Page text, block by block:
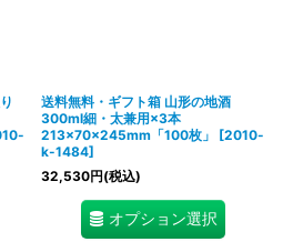
送料無料・ギフト箱 山形の地酒
300ml細・太兼用×3本
213×70×245mm「100枚」
[2010-
k-1484]
32,530円(税込)
オプション選択